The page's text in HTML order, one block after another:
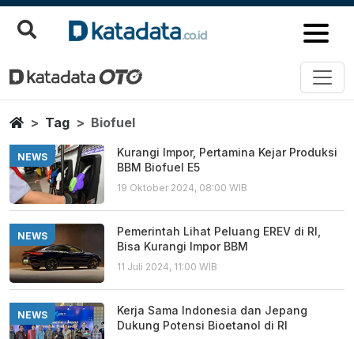
Biofuel
Berita Terbaru
HomeTag Biofuel
NEWS
Kurangi Impor, Pertamina Kejar Produksi
BBM Biofuel E5
19 Oktober 2024, 08:00 WIB
NEWS
Pemerintah Lihat Peluang EREV di RI,
Bisa Kurangi Impor BBM
11 Juli 2024, 11:00 WIB
NEWS
Kerja Sama Indonesia dan Jepang
Dukung Potensi Bioetanol di RI